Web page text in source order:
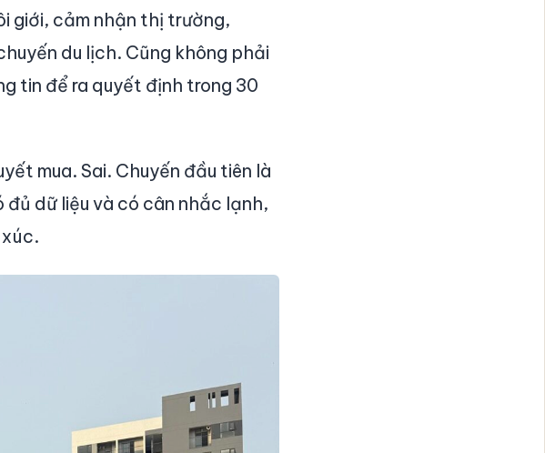
giới, cảm nhận thị trường,
du lịch. Cũng không phải
tin để ra quyết định trong 30
mua. Sai. Chuyến đầu tiên là
dữ liệu và có cân nhắc lạnh,